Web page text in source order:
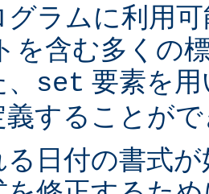
グラムに利用
を含む多くの
set 要素を
義することが
る日付の書式